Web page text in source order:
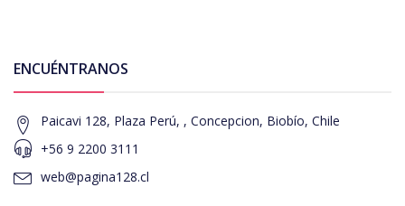
ENCUÉNTRANOS
Paicavi 128, Plaza Perú, , Concepcion, Biobío, Chile
+56 9 2200 3111
web@pagina128.cl